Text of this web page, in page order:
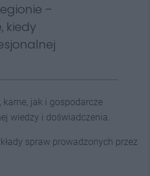
–
kiedy
jak i gospodarcze
wiedzy i doświadczenia.
spraw prowadzonych przez